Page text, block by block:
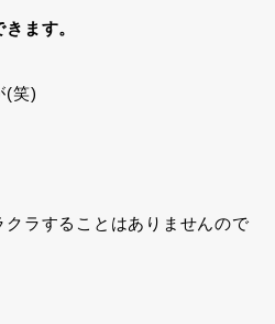
ます。
(笑)
ラすることはありませんので